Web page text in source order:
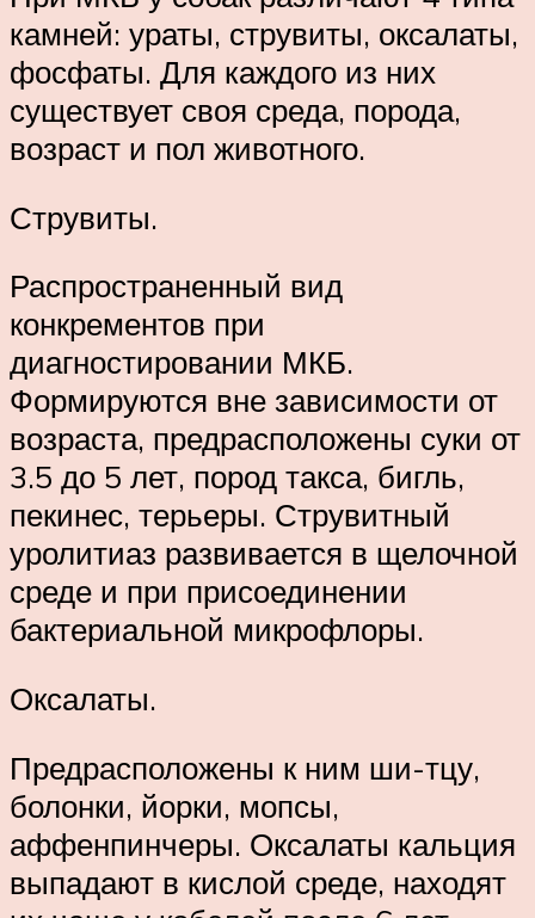
камней: ураты, струвиты, оксалаты,
фосфаты. Для каждого из них
существует своя среда, порода,
возраст и пол животного.
Струвиты.
Распространенный вид
конкрементов при
диагностировании МКБ.
Формируются вне зависимости от
возраста, предрасположены суки от
3.5 до 5 лет, пород такса, бигль,
пекинес, терьеры. Струвитный
уролитиаз развивается в щелочной
среде и при присоединении
бактериальной микрофлоры.
Оксалаты.
Предрасположены к ним ши-тцу,
болонки, йорки, мопсы,
аффенпинчеры. Оксалаты кальция
выпадают в кислой среде, находят